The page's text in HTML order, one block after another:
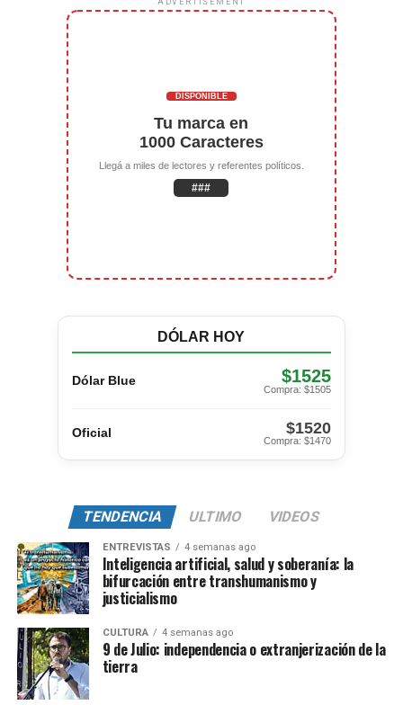
DISPONIBLE
Tu marca en
1000 Caracteres
Llegá a miles de lectores y referentes políticos.
###
DÓLAR HOY
Dólar Blue $1525
Compra: $1505
Oficial $1520
Compra: $1470
TENDENCIA ULTIMO VIDEOS
ENTREVISTAS 4 semanas ago
Inteligencia artificial, salud y soberanía: la
bifurcación entre transhumanismo y
justicialismo
CULTURA 4 semanas ago
9 de Julio: independencia o extranjerización de la
tierra